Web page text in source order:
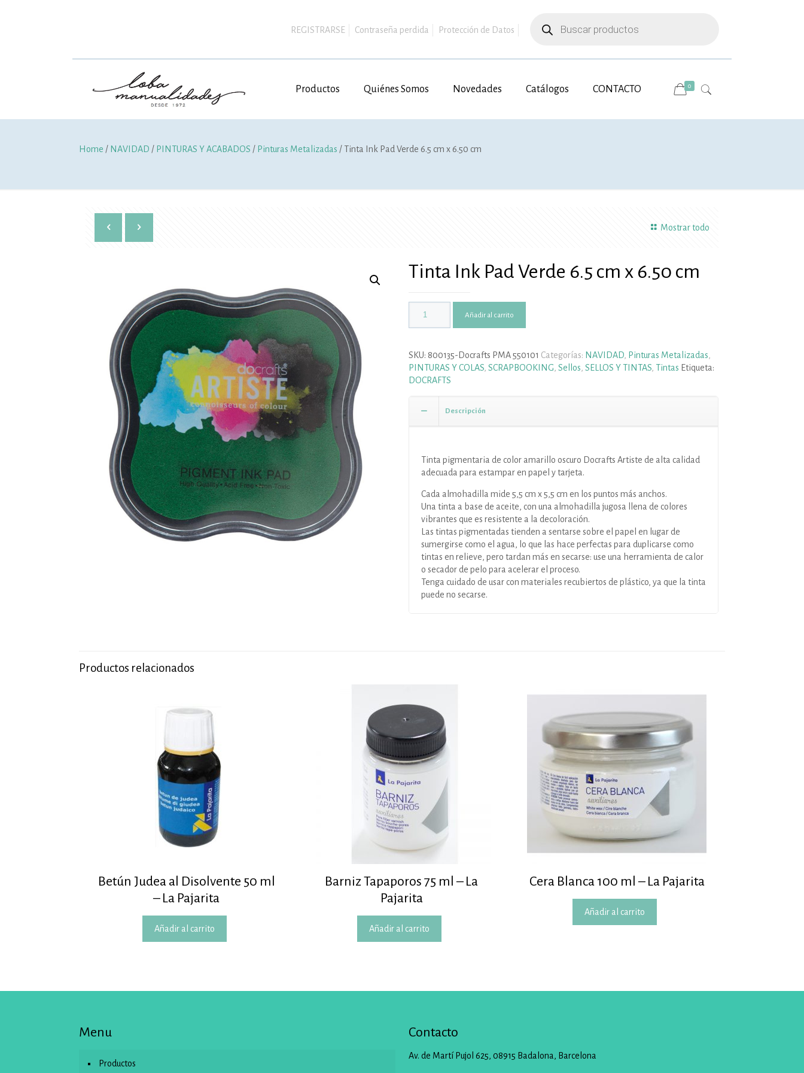
REGISTRARSE Contraseña perdida Protección de Datos
productos
Productos Quiénes Somos Novedades Catálogos CONTACTO 0
Home / NAVIDAD / PINTURAS Y ACABADOS / Pinturas Metalizadas / Tinta Ink Pad Verde 6.5 cm x 6.50 cm
Mostrar todo
Tinta Ink Pad Verde 6.5 cm x 6.50 cm
Añadir al carrito
SKU: 800135-Docrafts PMA 550101 Categorías: NAVIDAD, Pinturas Metalizadas
PINTURAS Y COLAS, SCRAPBOOKING Sellos SELLOS Y TINTAS, Tintas Etiqueta:
DOCRAFTS
Descripción
Tinta pigmentaria de color amarillo oscuro Docrafts Artiste de alta calidad
adecuada para estampar en papel y tarjeta.
Cada almohadilla mide 5,5 cm x 5,5 cm en los puntos más anchos.
Una tinta a base de aceite, con una almohadilla jugosa llena de colores
vibrantes que es resistente a la decoloración.
Las tintas pigmentadas tienden a sentarse sobre el papel en lugar de
sumergirse como el agua, lo que las hace perfectas para duplicarse como
tintas en relieve, pero tardan más en secarse: use una herramienta de calor
o secador de pelo para acelerar el proceso.
Tenga cuidado de usar con materiales recubiertos de plástico, ya que la tinta
puede no secarse.
Productos relacionados
Betún Judea al Disolvente 50 ml
– La Pajarita
Añadir al carrito
Barniz Tapaporos 75 ml – La
Pajarita
Añadir al carrito
Cera Blanca 100 ml – La Pajarita
Añadir al carrito
Menu
Productos
Contacto
Av. de Martí Pujol 625, 08915 Badalona, Barcelona